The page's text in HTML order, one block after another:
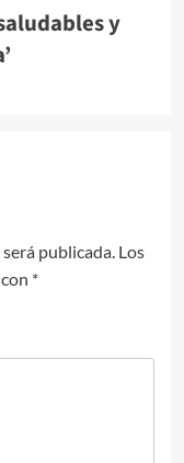
y
publicada. Los
*